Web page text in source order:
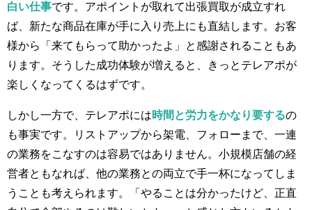
白い仕事です​。アポイントが取れて出張買取が成立すれ
ば、新たな商品在庫が手に入り売上にも直結します。お客
様から「来てもらって助かったよ」と感謝されることもあ
ります。そうした成功体験が増えると、きっとテレアポが
楽しくなってくるはずです。
しかし一方で、テレアポには時間と労力をかなり要するの
も事実です。リストアップから架電、フォローまで、一連
の業務をこなすのは容易ではありません。小規模店舗の経
営者ともなれば、他の業務との両立で手一杯になってしま
うことも考えられます。「やることは分かったけど、正直